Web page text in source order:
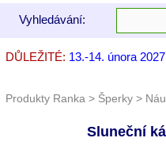
Vyhledávání:
DŮLEŽITÉ: 13.-14. února
7. - 8. listopadu
9. - 11. října 2026
Produkty Ranka > Šperky >
Sluneční